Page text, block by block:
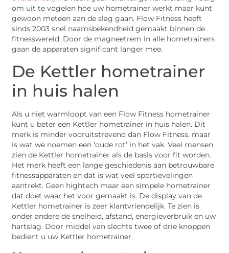
om uit te vogelen hoe uw hometrainer werkt maar kunt
gewoon meteen aan de slag gaan. Flow Fitness heeft
sinds 2003 snel naamsbekendheid gemaakt binnen de
fitnesswereld. Door de magneetrem in alle hometrainers
gaan de apparaten significant langer mee.
De Kettler hometrainer
in huis halen
Als u niet warmloopt van een Flow Fitness hometrainer
kunt u beter een Kettler hometrainer in huis halen. Dit
merk is minder vooruitstrevend dan Flow Fitness, maar
is wat we noemen een ‘oude rot’ in het vak. Veel mensen
zien de Kettler hometrainer als de basis voor fit worden.
Het merk heeft een lange geschiedenis aan betrouwbare
fitnessapparaten en dat is wat veel sportievelingen
aantrekt. Geen hightech maar een simpele hometrainer
dat doet waar het voor gemaakt is. De display van de
Kettler hometrainer is zeer klantvriendelijk. Te zien is
onder andere de snelheid, afstand, energieverbruik en uw
hartslag. Door middel van slechts twee of drie knoppen
bedient u uw Kettler hometrainer.